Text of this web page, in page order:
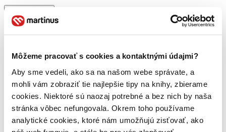
Môžeme pracovať s cookies a kontaktnými údajmi?
Aby sme vedeli, ako sa na našom webe správate, a
mohli vám zobraziť tie najlepšie tipy na knihy, zbierame
cookies. Niektoré sú naozaj potrebné a bez nich by naša
stránka vôbec nefungovala. Okrem toho používame
analytické cookies, ktoré nám umožňujú zisťovať, ako
Mladá fronta (3 tituly)
Formát
E-kniha: PDF (2 tituly)
E-kniha: EPUB (1 titul)E-kniha: EPUB1
E-kniha: MOBI (1 titul) E-kniha: MOBI1
Zúžiť výber